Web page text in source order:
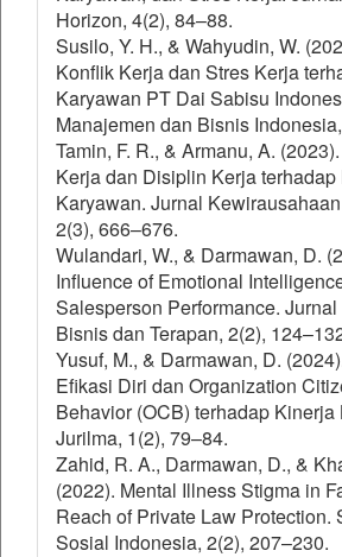
Horizon, 4(2), 84–88.
Susilo, Y. H., & Wahyudin, W.
Konflik Kerja dan Stres Kerja
Karyawan PT Dai Sabisu
Manajemen dan Bisnis
Tamin, F. R., & Armanu, A.
Kerja dan Disiplin Kerja
Karyawan. Jurnal
2(3), 666–676.
Wulandari, W., & Darmawan, D.
Influence of Emotional
Salesperson Performance.
Bisnis dan Terapan, 2(2),
Yusuf, M., & Darmawan, D.
Efikasi Diri dan Organization
Behavior (OCB) terhadap Kinerja
Jurilma, 1(2), 79–84.
Zahid, R. A., Darmawan, D., &
(2022). Mental Illness Stigma in
Reach of Private Law Protection.
Sosial Indonesia, 2(2), 207–230.